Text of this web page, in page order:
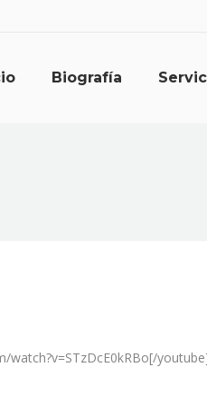
Biografía